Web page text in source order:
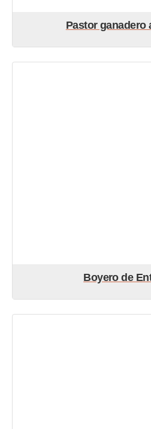
Pastor ganadero
Boyero de